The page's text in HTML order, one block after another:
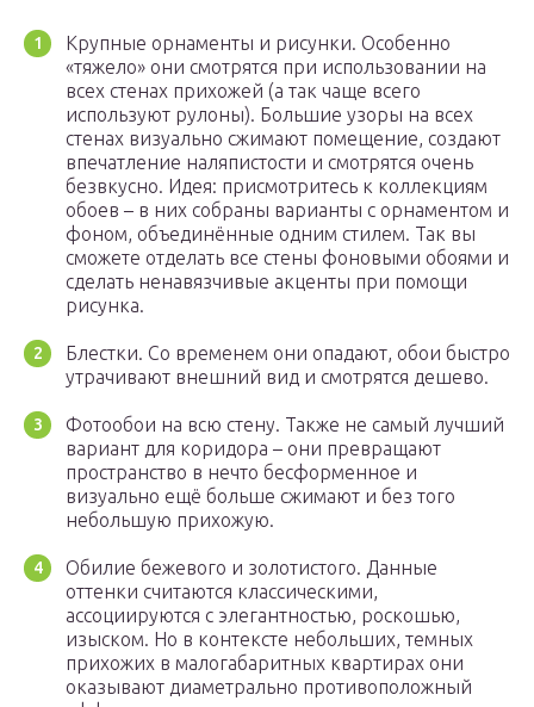
Крупные орнаменты и рисунки. Особенно
«тяжело» они смотрятся при использовании на
всех стенах прихожей (а так чаще всего
используют рулоны). Большие узоры на всех
стенах визуально сжимают помещение, создают
впечатление наляпистости и смотрятся очень
безвкусно. Идея: присмотритесь к коллекциям
обоев – в них собраны варианты с орнаментом и
фоном, объединённые одним стилем. Так вы
сможете отделать все стены фоновыми обоями и
сделать ненавязчивые акценты при помощи
рисунка.
Блестки. Со временем они опадают, обои быстро
утрачивают внешний вид и смотрятся дешево.
Фотообои на всю стену. Также не самый лучший
вариант для коридора – они превращают
пространство в нечто бесформенное и
визуально ещё больше сжимают и без того
небольшую прихожую.
Обилие бежевого и золотистого. Данные
оттенки считаются классическими,
ассоциируются с элегантностью, роскошью,
изыском. Но в контексте небольших, темных
прихожих в малогабаритных квартирах они
оказывают диаметрально противоположный